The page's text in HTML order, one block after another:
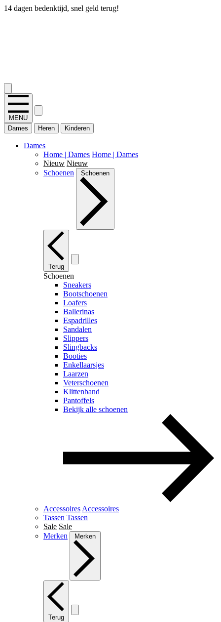
14 dagen bedenktijd, snel geld terug!
MENU
Dames
Heren Kinderen
Dames
Home | Dames Home | Dames
Nieuw Nieuw
Schoenen
Schoenen
Terug
Schoenen
Sneakers
Bootschoenen
Loafers
Ballerinas
Espadrilles
Sandalen
Slippers
Slingbacks
Booties
Enkellaarsjes
Laarzen
Veterschoenen
Klittenband
Pantoffels
Bekijk alle schoenen
Accessoires Accessoires
Tassen Tassen
Sale Sale
Merken
Merken
Terug